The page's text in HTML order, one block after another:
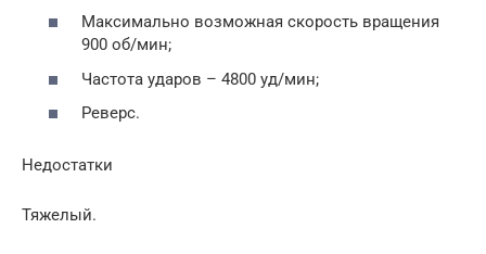
Максимально возможная скорость вращения
900 об/мин;
Частота ударов – 4800 уд/мин;
Реверс.
Недостатки
Тяжелый.